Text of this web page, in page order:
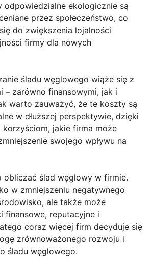
odpowiedzialne ekologicznie są
przez społeczeństwo, co
do zwiększenia lojalności
firmy dla nowych
śladu węglowego wiąże się z
– zarówno finansowymi, jak i
warto zauważyć, że te koszty są
w dłuższej perspektywie, dzięki
jakie firma może
swojego wpływu na
obliczać ślad węglowy w firmie.
w zmniejszeniu negatywnego
ale także może
finansowe, reputacyjne i
coraz więcej firm decyduje się
zrównoważonego rozwoju i
śladu węglowego.